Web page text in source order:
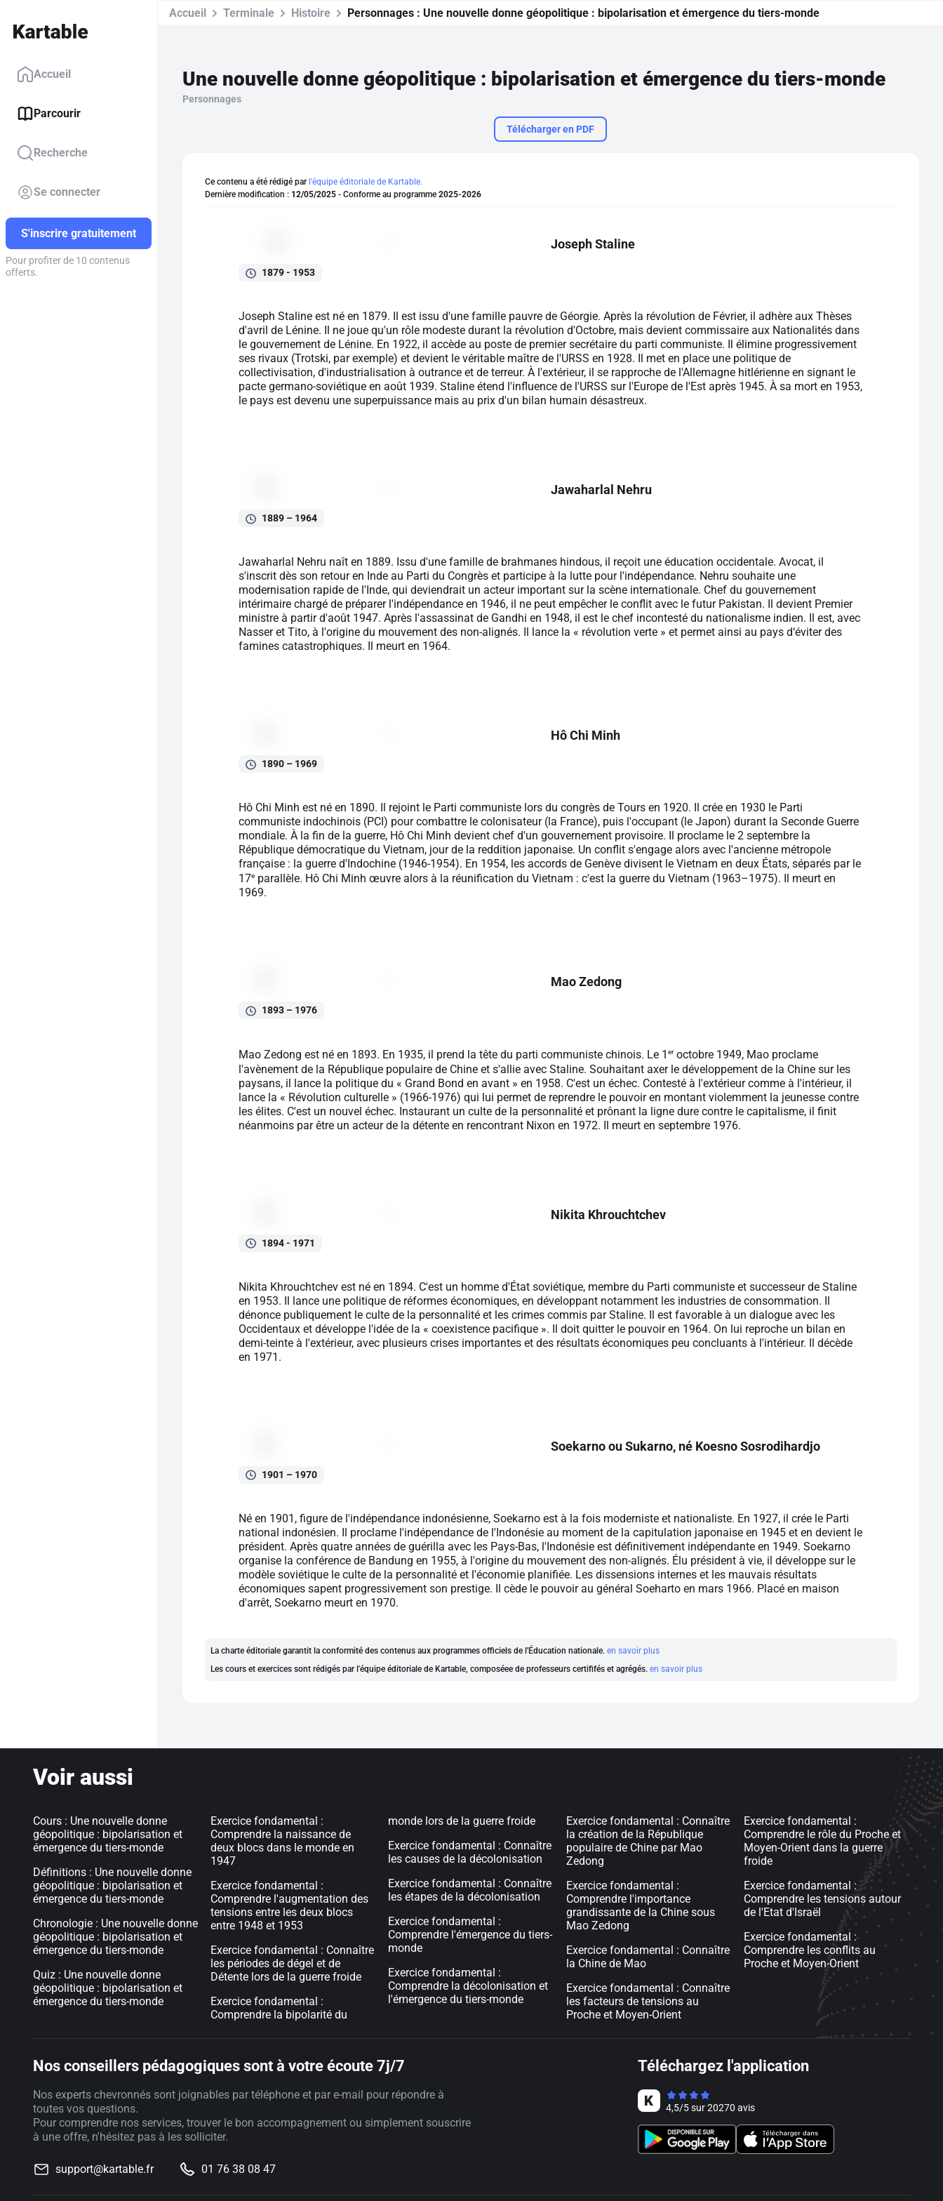
Accueil
Parcourir
Recherche
Se connecter
S'inscrire gratuitement
Pour profiter de 10 contenus
offerts.
Accueil Terminale Histoire Personnages : Une nouvelle donne géopolitique : bipolarisation et émergence du tiers-monde
Une nouvelle donne géopolitique : bipolarisation et émergence du tiers-monde
Personnages
Télécharger en PDF
Ce contenu a été rédigé par l'équipe éditoriale de Kartable.
Dernière modification : 12/05/2025- Conforme au programme 2025-2026
Joseph Staline
1879 - 1953
Joseph Staline est né en 1879. Il est issu d'une famille pauvre de Géorgie. Après la révolution de Février, il adhère aux Thèses
d'avril de Lénine. Il ne joue qu'un rôle modeste durant la révolution d'Octobre, mais devient commissaire aux Nationalités dans
le gouvernement de Lénine. En 1922, il accède au poste de premier secrétaire du parti communiste. Il élimine progressivement
ses rivaux (Trotski, par exemple) et devient le véritable maître de l'URSS en 1928. Il met en place une politique de
collectivisation, d'industrialisation à outrance et de terreur. À l'extérieur, il se rapproche de l'Allemagne hitlérienne en signant le
pacte germano-soviétique en août 1939. Staline étend l'influence de l'URSS sur l'Europe de l'Est après 1945. À sa mort en 1953,
le pays est devenu une superpuissance mais au prix d'un bilan humain désastreux.
Jawaharlal Nehru
1889 – 1964
Jawaharlal Nehru naît en 1889. Issu d'une famille de brahmanes hindous, il reçoit une éducation occidentale. Avocat, il
s'inscrit dès son retour en Inde au Parti du Congrès et participe à la lutte pour l'indépendance. Nehru souhaite une
modernisation rapide de l'Inde, qui deviendrait un acteur important sur la scène internationale. Chef du gouvernement
intérimaire chargé de préparer l'indépendance en 1946, il ne peut empêcher le conflit avec le futur Pakistan. Il devient Premier
ministre à partir d'août 1947. Après l'assassinat de Gandhi en 1948, il est le chef incontesté du nationalisme indien. Il est, avec
Nasser et Tito, à l'origine du mouvement des non-alignés. Il lance la « révolution verte » et permet ainsi au pays d‘éviter des
famines catastrophiques. Il meurt en 1964.
Hô Chi Minh
1890 – 1969
Hô Chi Minh est né en 1890. Il rejoint le Parti communiste lors du congrès de Tours en 1920. Il crée en 1930 le Parti
communiste indochinois (PCI) pour combattre le colonisateur (la France), puis l'occupant (le Japon) durant la Seconde Guerre
mondiale. À la fin de la guerre, Hô Chi Minh devient chef d'un gouvernement provisoire. Il proclame le 2 septembre la
République démocratique du Vietnam, jour de la reddition japonaise. Un conflit s'engage alors avec l'ancienne métropole
française : la guerre d'Indochine (1946-1954). En 1954, les accords de Genève divisent le Vietnam en deux États, séparés par le
17eparallèle. Hô Chi Minh œuvre alors à la réunification du Vietnam : c'est la guerre du Vietnam (1963–1975). Il meurt en
1969.
Mao Zedong
1893 – 1976
Mao Zedong est né en 1893. En 1935, il prend la tête du parti communiste chinois. Le 1 eroctobre 1949, Mao proclame
l'avènement de la République populaire de Chine et s'allie avec Staline. Souhaitant axer le développement de la Chine sur les
paysans, il lance la politique du « Grand Bond en avant » en 1958. C'est un échec. Contesté à l'extérieur comme à l'intérieur, il
lance la « Révolution culturelle » (1966-1976) qui lui permet de reprendre le pouvoir en montant violemment la jeunesse contre
les élites. C'est un nouvel échec. Instaurant un culte de la personnalité et prônant la ligne dure contre le capitalisme, il finit
néanmoins par être un acteur de la détente en rencontrant Nixon en 1972. Il meurt en septembre 1976.
Nikita Khrouchtchev
1894 - 1971
Nikita Khrouchtchev est né en 1894. C'est un homme d'État soviétique, membre du Parti communiste et successeur de Staline
en 1953. Il lance une politique de réformes économiques, en développant notamment les industries de consommation. Il
dénonce publiquement le culte de la personnalité et les crimes commis par Staline. Il est favorable à un dialogue avec les
Occidentaux et développe l'idée de la « coexistence pacifique ». Il doit quitter le pouvoir en 1964. On lui reproche un bilan en
demi-teinte à l'extérieur, avec plusieurs crises importantes et des résultats économiques peu concluants à l'intérieur. Il décède
en 1971.
Soekarno ou Sukarno, né Koesno Sosrodihardjo
1901 – 1970
Né en 1901, figure de l'indépendance indonésienne, Soekarno est à la fois moderniste et nationaliste. En 1927, il crée le Parti
national indonésien. Il proclame l'indépendance de l'Indonésie au moment de la capitulation japonaise en 1945 et en devient le
président. Après quatre années de guérilla avec les Pays-Bas, l'Indonésie est définitivement indépendante en 1949. Soekarno
organise la conférence de Bandung en 1955, à l'origine du mouvement des non-alignés. Élu président à vie, il développe sur le
modèle soviétique le culte de la personnalité et l'économie planifiée. Les dissensions internes et les mauvais résultats
économiques sapent progressivement son prestige. Il cède le pouvoir au général Soeharto en mars 1966. Placé en maison
d'arrêt, Soekarno meurt en 1970.
La charte éditoriale garantit la conformité des contenus aux programmes officiels de l'Éducation nationale. en savoir plus
Les cours et exercices sont rédigés par l'équipe éditoriale de Kartable, composéee de professeurs certififés et agrégés. en savoir plus
Voir aussi
Cours : Une nouvelle donne
géopolitique : bipolarisation et
émergence du tiers-monde
Définitions : Une nouvelle donne
géopolitique : bipolarisation et
émergence du tiers-monde
Chronologie : Une nouvelle donne
géopolitique : bipolarisation et
émergence du tiers-monde
Quiz : Une nouvelle donne
géopolitique : bipolarisation et
émergence du tiers-monde
Exercice fondamental :
Comprendre la naissance de
deux blocs dans le monde en
1947
Exercice fondamental :
Comprendre l'augmentation des
tensions entre les deux blocs
entre 1948 et 1953
Exercice fondamental : Connaître
les périodes de dégel et de
Détente lors de la guerre froide
Exercice fondamental :
Comprendre la bipolarité du
monde lors de la guerre froide
Exercice fondamental : Connaître
les causes de la décolonisation
Exercice fondamental : Connaître
les étapes de la décolonisation
Exercice fondamental :
Comprendre l'émergence du tiers-
monde
Exercice fondamental :
Comprendre la décolonisation et
l'émergence du tiers-monde
Exercice fondamental : Connaître
la création de la République
populaire de Chine par Mao
Zedong
Exercice fondamental :
Comprendre l'importance
grandissante de la Chine sous
Mao Zedong
Exercice fondamental : Connaître
la Chine de Mao
Exercice fondamental : Connaître
les facteurs de tensions au
Proche et Moyen-Orient
Exercice fondamental :
Comprendre le rôle du Proche et
Moyen-Orient dans la guerre
froide
Exercice fondamental :
Comprendre les tensions autour
de l'Etat d'Israël
Exercice fondamental :
Comprendre les conflits au
Proche et Moyen-Orient
Nos conseillers pédagogiques sont à votre écoute 7j/7
Nos experts chevronnés sont joignables par téléphone et par e-mail pour répondre à
toutes vos questions.
Pour comprendre nos services, trouver le bon accompagnement ou simplement souscrire
à une offre, n'hésitez pas à les solliciter.
support@kartable.fr 01 76 38 08 47
Téléchargez l'application
4,5/5sur20270 avis